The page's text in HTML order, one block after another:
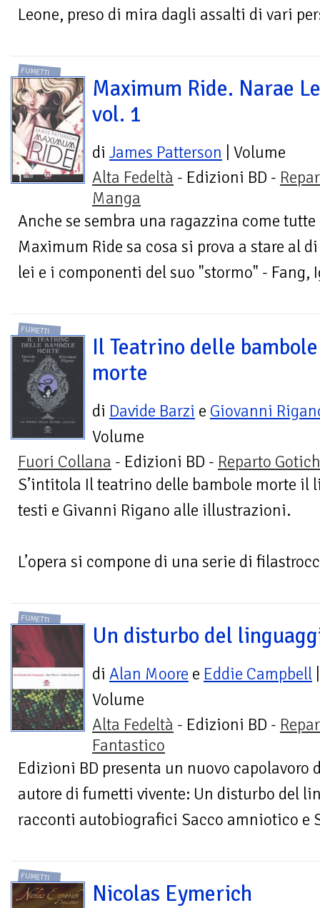
Leone, preso di mira dagli assalti di vari
FUMETTI
Maximum Ride. Narae
vol. 1
di James Patterson | Volume
Alta Fedeltà - Edizioni BD -
Manga
Anche se sembra una ragazzina come
Maximum Ride sa cosa si prova a stare al
lei e i componenti del suo "stormo" - Fang,
FUMETTI
Il Teatrino delle bambole
morte
di Davide Barzi e Giovanni
Volume
Fuori Collana - Edizioni BD - Reparto Gotich
S’intitola Il teatrino delle bambole morte il
testi e Givanni Rigano alle illustrazioni.
L’opera si compone di una serie di
FUMETTI
Un disturbo del
di Alan Moore e Eddie Campbell
Volume
Alta Fedeltà - Edizioni BD -
Fantastico
Edizioni BD presenta un nuovo
autore di fumetti vivente: Un disturbo del
racconti autobiografici Sacco amniotico e
FUMETTI
Nicolas Eymerich